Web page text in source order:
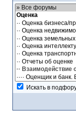
Искать в